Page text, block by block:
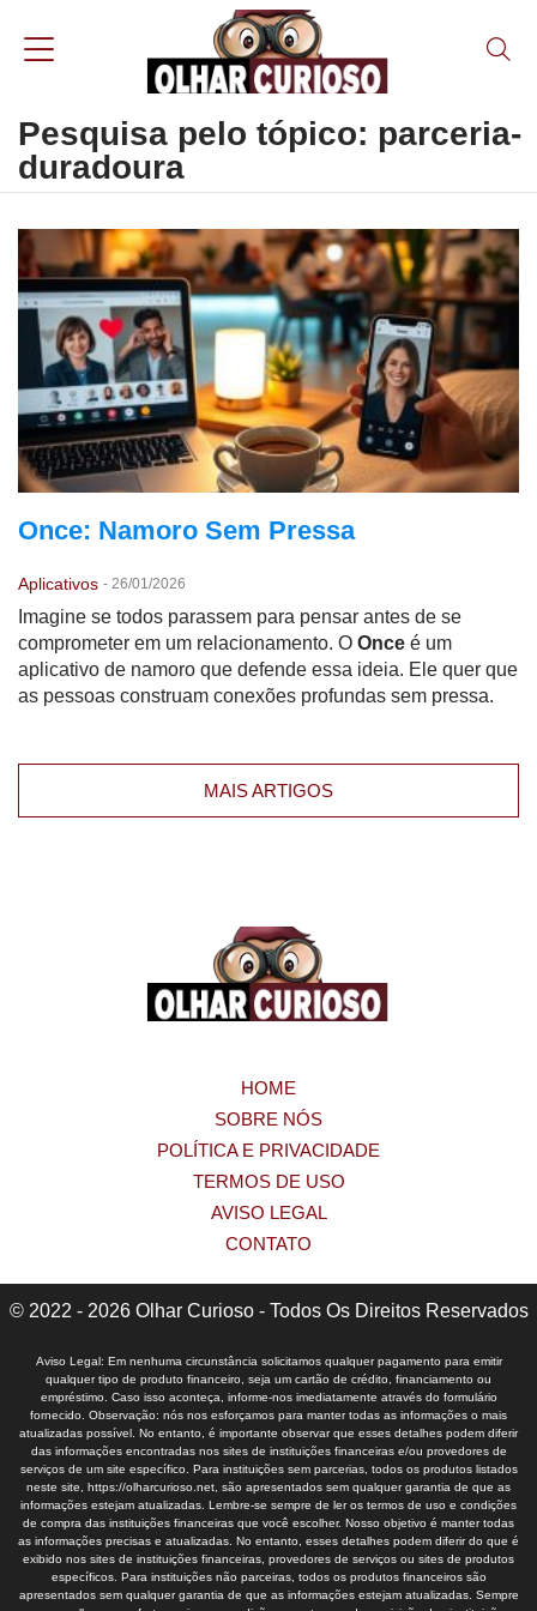
Pesquisa pelo tópico: parceria-
duradoura
Once: Namoro Sem Pressa
Aplicativos - 26/01/2026
Imagine se todos parassem para pensar antes de se
comprometer em um relacionamento. O Once é um
aplicativo de namoro que defende essa ideia. Ele quer que
as pessoas construam conexões profundas sem pressa.
MAIS ARTIGOS
HOME
SOBRE NÓS
POLÍTICA E PRIVACIDADE
TERMOS DE USO
AVISO LEGAL
CONTATO
© 2022 - 2026 Olhar Curioso - Todos Os Direitos Reservados
Aviso Legal: Em nenhuma circunstância solicitamos qualquer pagamento para emitir
qualquer tipo de produto financeiro, seja um cartão de crédito, financiamento ou
empréstimo. Caso isso aconteça, informe-nos imediatamente através do formulário
fornecido. Observação: nós nos esforçamos para manter todas as informações o mais
atualizadas possível. No entanto, é importante observar que esses detalhes podem diferir
das informações encontradas nos sites de instituições financeiras e/ou provedores de
serviços de um site específico. Para instituições sem parcerias, todos os produtos listados
neste site, https://olharcurioso.net, são apresentados sem qualquer garantia de que as
informações estejam atualizadas. Lembre-se sempre de ler os termos de uso e condições
de compra das instituições financeiras que você escolher. Nosso objetivo é manter todas
as informações precisas e atualizadas. No entanto, esses detalhes podem diferir do que é
exibido nos sites de instituições financeiras, provedores de serviços ou sites de produtos
específicos. Para instituições não parceiras, todos os produtos financeiros são
apresentados sem qualquer garantia de que as informações estejam atualizadas. Sempre